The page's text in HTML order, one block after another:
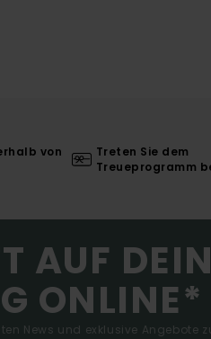
von
Treten Sie dem
Treueprogramm
AUF
ONLINE*
News und exklusive Angebote